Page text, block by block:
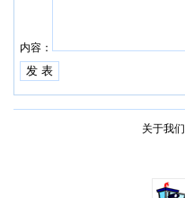
内容：
关于我们